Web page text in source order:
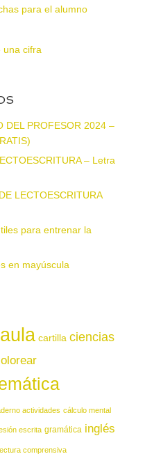
para el alumno
una cifra
DEL PROFESOR 2024 –
– Letra
LECTOESCRITURA
para entrenar la
en mayúscula
aula cartilla ciencias
actividades cálculo mental
escrita gramática inglés
comprensiva